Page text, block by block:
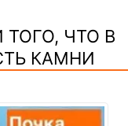
ЧТО В
КАМНИ